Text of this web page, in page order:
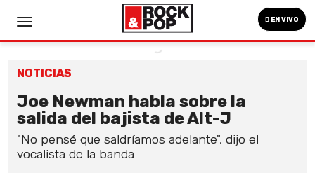
EN VIVO
NOTICIAS
Joe Newman habla sobre la
salida del bajista de Alt-J
"No pensé que saldríamos adelante", dijo el
vocalista de la banda.